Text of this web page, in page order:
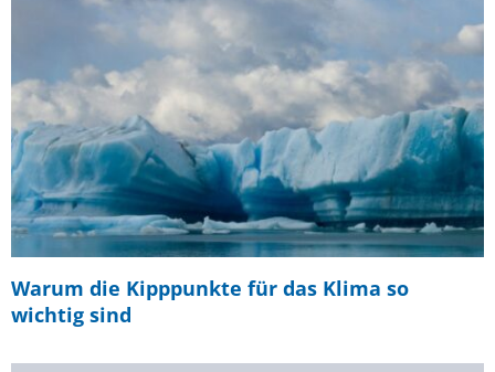
Warum die Kipppunkte für das Klima so
wichtig sind